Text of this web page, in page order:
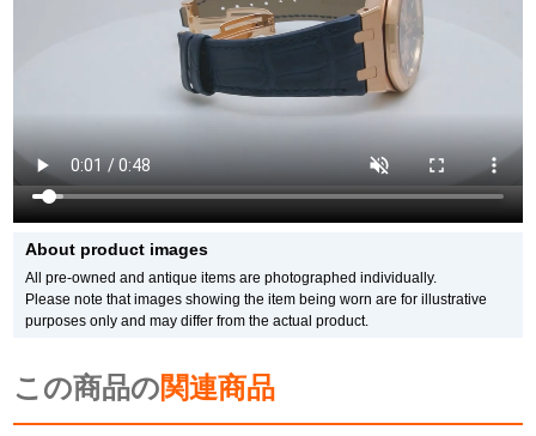
About product images
All pre-owned and antique items are photographed individually.
Please note that images showing the item being worn are for illustrative
purposes only and may differ from the actual product.
この商品の関連商品
*Due to privacy concerns, we refrain from posting serial numbers and limited
edition numbers on the web.
We are also unable to answer any inquiries made by phone.
*As we also sell our products in-store, there may be a time difference between
OUT.
Please be aware of this.
Also, if you would like to purchase in person, please contact us by phone or
email in advance to check stock availability.
exterior and internal machinery.
*The listed price is the price at the time of arrival.
Please note that the current price may differ.